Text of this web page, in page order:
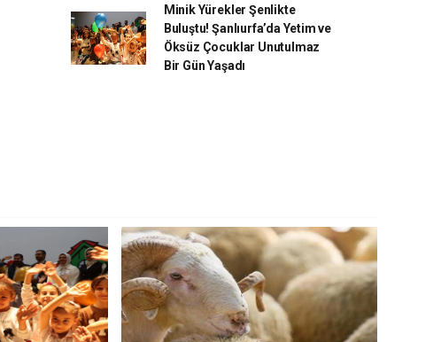
Minik Yürekler Şenlikte
Buluştu! Şanlıurfa’da Yetim ve
Öksüz Çocuklar Unutulmaz
Bir Gün Yaşadı